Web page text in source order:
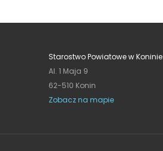
Starostwo Powiatowe w Koninie
Al. 1 Maja 9
62-510 Konin
Zobacz na mapie